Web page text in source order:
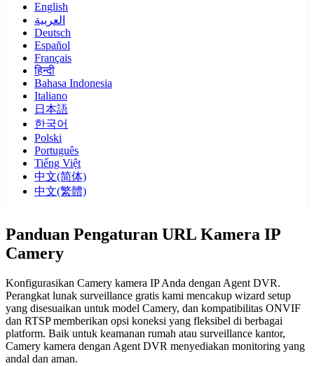
English
العربية
Deutsch
Español
Français
हिन्दी
Bahasa Indonesia
Italiano
日本語
한국어
Polski
Português
Tiếng Việt
中文(简体)
中文(繁體)
Panduan Pengaturan URL Kamera IP
Camery
Konfigurasikan Camery kamera IP Anda dengan Agent DVR.
Perangkat lunak surveillance gratis kami mencakup wizard setup
yang disesuaikan untuk model Camery, dan kompatibilitas ONVIF
dan RTSP memberikan opsi koneksi yang fleksibel di berbagai
platform. Baik untuk keamanan rumah atau surveillance kantor,
Camery kamera dengan Agent DVR menyediakan monitoring yang
andal dan aman.